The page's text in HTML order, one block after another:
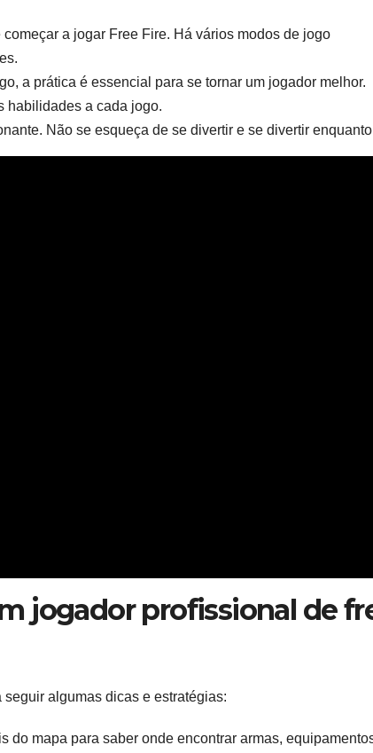
a jogar Free Fire. Há vários modos de jogo
a prática é essencial para se tornar um jogador melhor.
habilidades a cada jogo.
Não se esqueça de se divertir e se divertir
jogador profissional de
algumas dicas e estratégias:
do mapa para saber onde encontrar armas,